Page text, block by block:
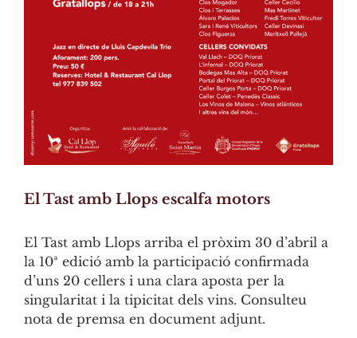
El Tast amb Llops escalfa motors
El Tast amb Llops arriba el pròxim 30 d’abril a
la 10ª edició amb la participació confirmada
d’uns 20 cellers i una clara aposta per la
singularitat i la tipicitat dels vins. Consulteu
nota de premsa en document adjunt.